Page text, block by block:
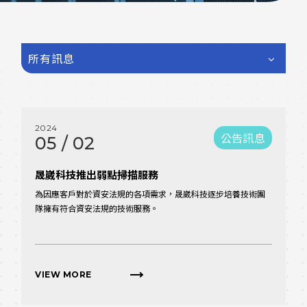
所有訊息
2024
05 / 02 公告訊息
晟崴科技推出弱點掃描服務
為因應客戶對於資安法規的各項需求，晟崴科技逐步培養技術團
隊擁有符合資安法規的技術服務。
VIEW MORE